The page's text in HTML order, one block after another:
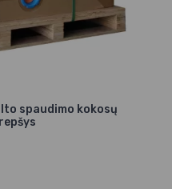
spaudimo kokosų